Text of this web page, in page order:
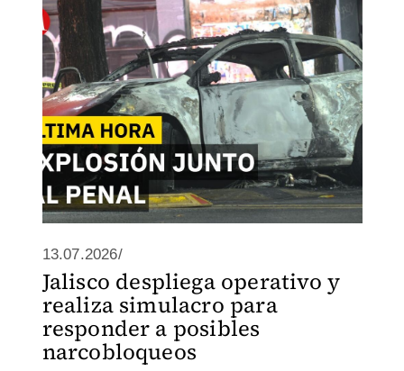
13.07.2026/
Jalisco despliega operativo y
realiza simulacro para
responder a posibles
narcobloqueos